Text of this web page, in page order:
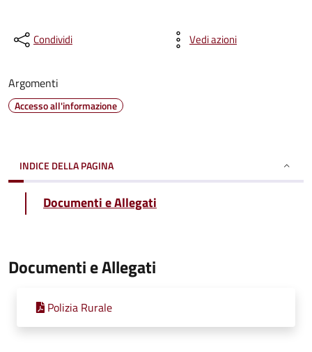
Condividi Vedi azioni
Argomenti
Accesso all'informazione
INDICE DELLA PAGINA
Documenti e Allegati
Documenti e Allegati
Polizia Rurale